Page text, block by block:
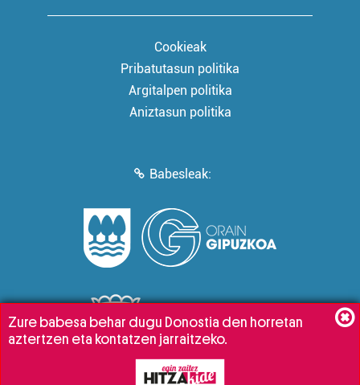
Cookieak
Pribatutasun politika
Argitalpen politika
Aniztasun politika
Babesleak:
Zure babesa behar dugu Donostia den horretan
aztertzen eta kontatzen jarraitzeko.